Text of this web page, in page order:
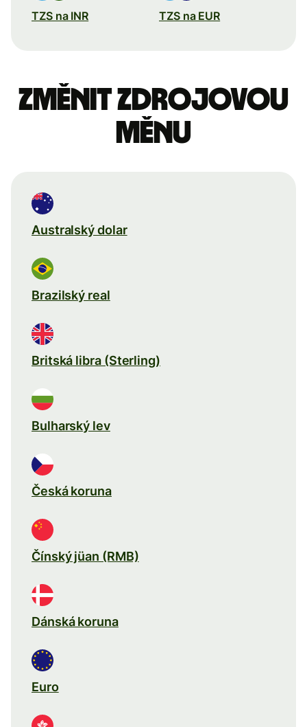
TZS na INR TZS na EUR
Změnit zdrojovou
měnu
Australský dolar
Brazilský real
Britská libra (Sterling)
Bulharský lev
Česká koruna
Čínský jüan (RMB)
Dánská koruna
Euro